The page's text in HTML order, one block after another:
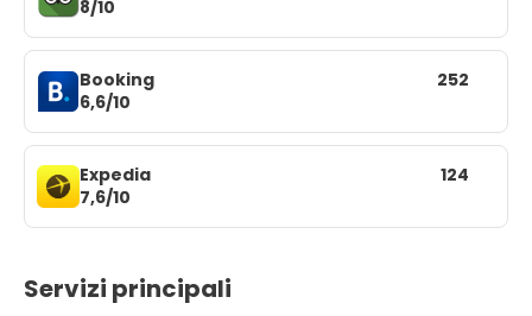
8/10
Booking
6,6/10
252
Expedia
7,6/10
124
Servizi principali